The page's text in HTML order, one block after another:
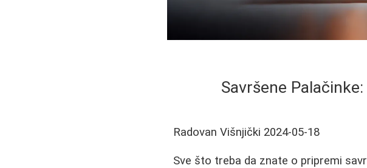
Savršene
Radovan Višnjički 2024-05-18
Sve što treba da znate o pripremi